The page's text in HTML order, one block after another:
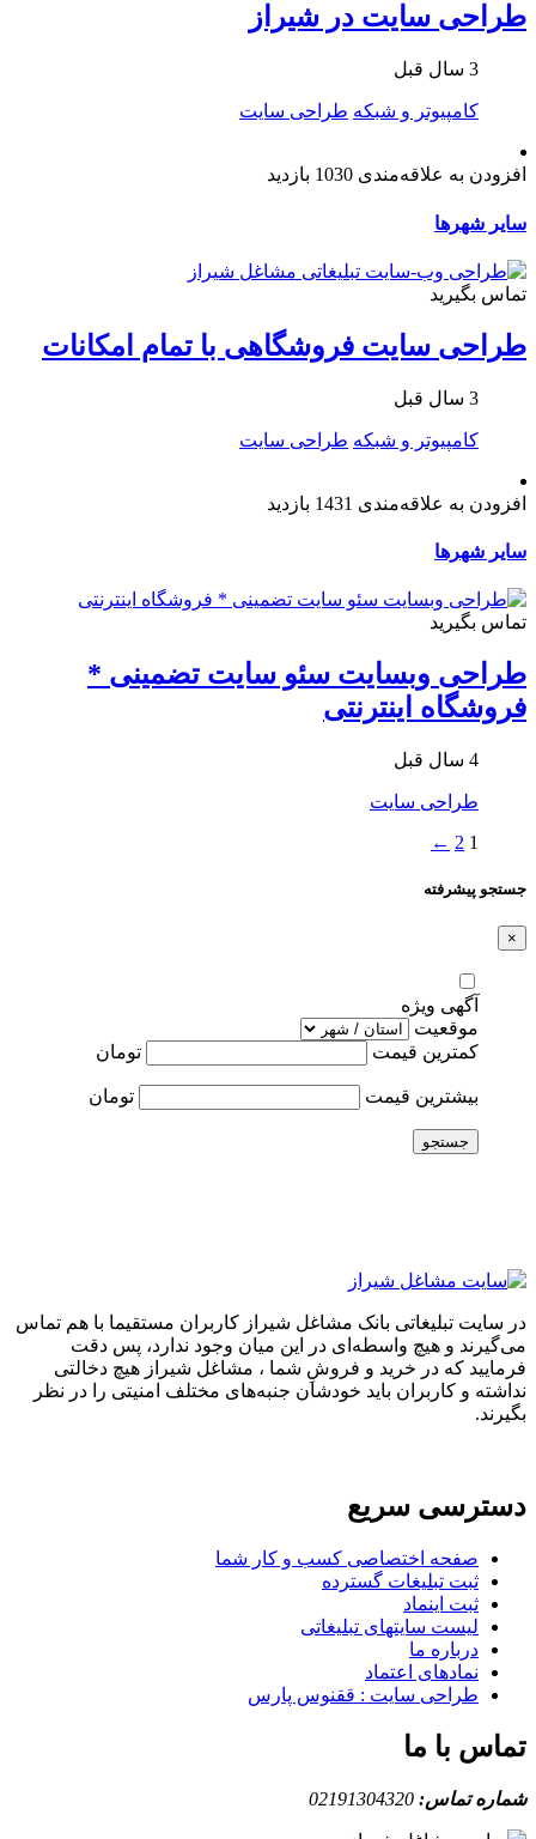
طراحی سایت در شیراز
3 سال قبل
کامپیوتر و شبکه طراحی سایت
افزودن به علاقه‌مندی 1030 بازدید
سایر شهرها
تماس بگیرید
طراحی سایت فروشگاهی با تمام امکانات
3 سال قبل
کامپیوتر و شبکه طراحی سایت
افزودن به علاقه‌مندی 1431 بازدید
سایر شهرها
تماس بگیرید
طراحی وبسایت سئو سایت تضمینی *
فروشگاه اینترنتی
4 سال قبل
طراحی سایت
1
2
←
جستجو پیشرفته
×
آگهی ویژه
موقعیت
کمترین قیمت
تومان
بیشترین قیمت تومان
جستجو
در سایت تبلیغاتی بانک مشاغل شیراز کاربران مستقیما با هم تماس
می‌گیرند و هیچ واسطه‌ای در این میان وجود ندارد، پس دقت
فرمایید که در خرید و فروشِ شما ، مشاغل شیراز هیچ دخالتی
نداشته و کاربران باید خودشان جنبه‌های مختلف امنیتی را در نظر
بگیرند.
دسترسی سریع
صفحه اختصاصی کسب و کار شما
ثبت تبلیغات گسترده
ثبت اینماد
لیست سایتهای تبلیغاتی
درباره ما
نمادهای اعتماد
طراحی سایت : ققنوس پارس
تماس با ما
شماره تماس: 02191304320